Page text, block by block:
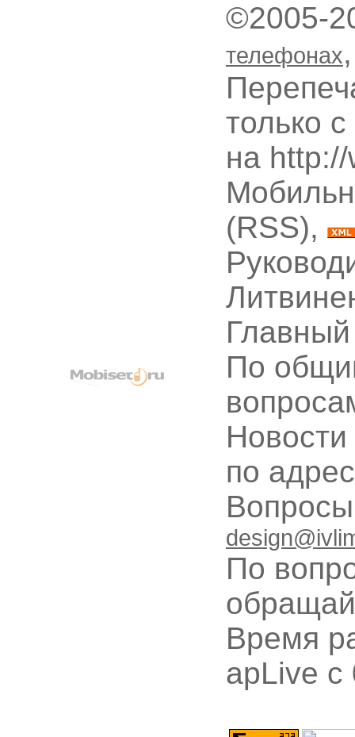
©2005-
телефонах
только
на
(RSS),
По
по
По
Время
apLive c